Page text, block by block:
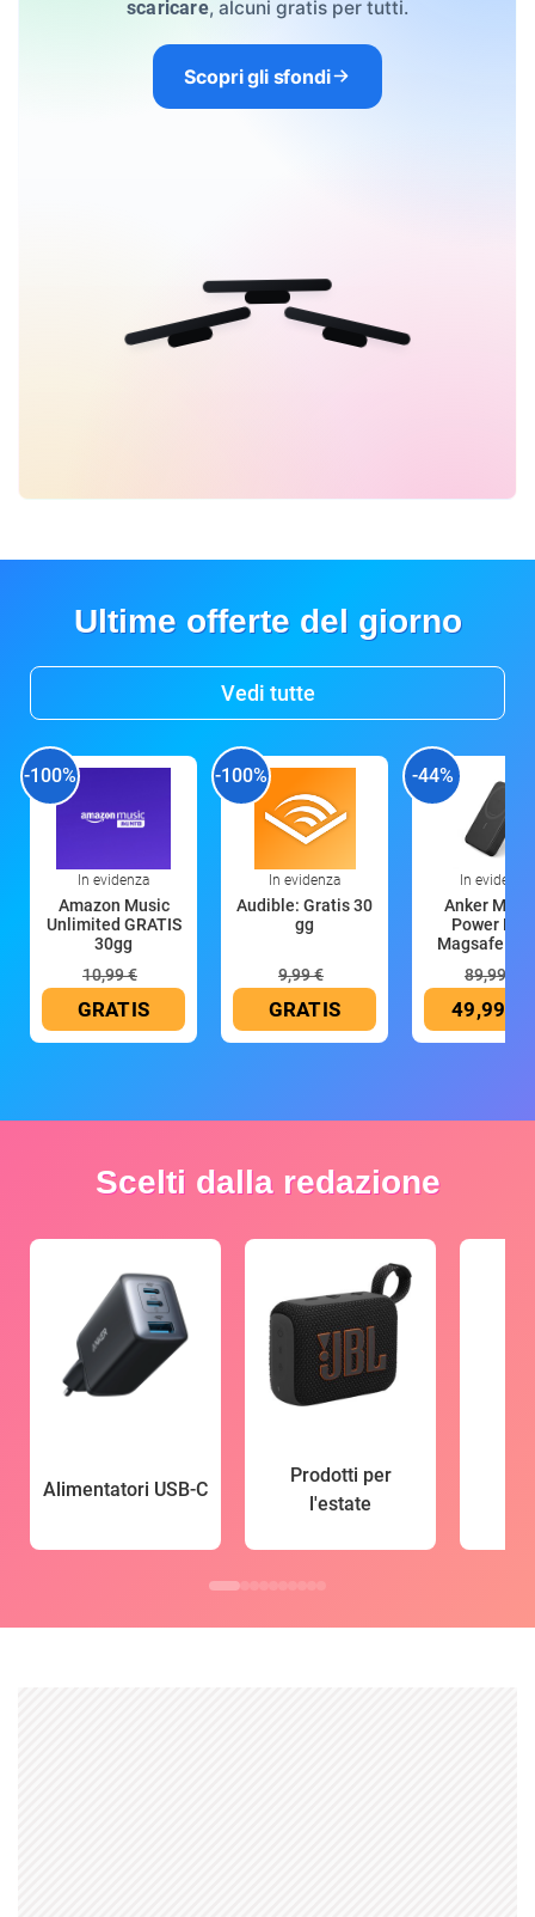
scaricare, alcuni gratis per tutti.
Scopri gli sfondi
Ultime offerte del giorno
Vedi tutte
-100%
In evidenza
Amazon Music
Unlimited GRATIS
30gg
10,99 €
GRATIS
-100%
In evidenza
Audible: Gratis 30
gg
9,99 €
GRATIS
-44%
In evidenza
Anker
Power
Magsafe
89,99 €
49,99 €
Scelti dalla redazione
Alimentatori USB-C
Prodotti per
l'estate